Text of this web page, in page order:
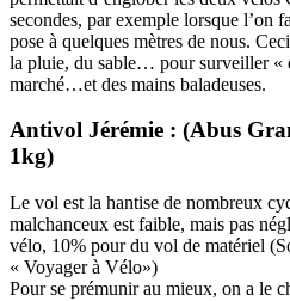
secondes, par exemple lorsque l’on
pose à quelques mètres de nous.
la pluie, du sable… pour surveiller «
marché…et des mains baladeuses.
Antivol Jérémie : (Abus
1kg)
Le vol est la hantise de nombreux
malchanceux est faible, mais pas
vélo, 10% pour du vol de matériel
« Voyager à Vélo»)
Pour se prémunir au mieux, on a le